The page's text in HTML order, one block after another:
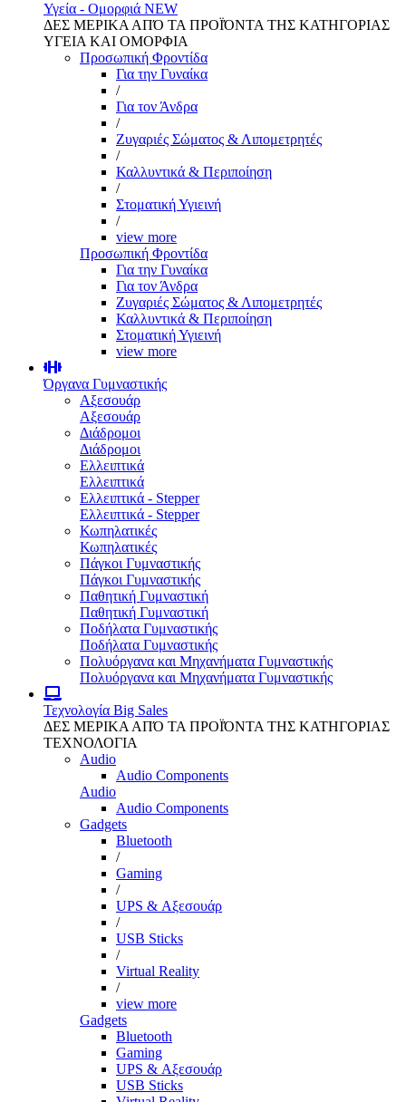
Υγεία - Ομορφιά NEW
ΔΕΣ ΜΕΡΙΚΑ ΑΠΌ ΤΑ ΠΡΟΪΌΝΤΑ ΤΗΣ ΚΑΤΗΓΟΡΙΑΣ
ΥΓΕΙΑ ΚΑΙ ΟΜΟΡΦΙΑ
Προσωπική Φροντίδα
Για την Γυναίκα
/
Για τον Άνδρα
/
Ζυγαριές Σώματος & Λιπομετρητές
/
Καλλυντικά & Περιποίηση
/
Στοματική Υγιεινή
/
view more
Προσωπική Φροντίδα
Για την Γυναίκα
Για τον Άνδρα
Ζυγαριές Σώματος & Λιπομετρητές
Καλλυντικά & Περιποίηση
Στοματική Υγιεινή
view more
Όργανα Γυμναστικής
Αξεσουάρ
Αξεσουάρ
Διάδρομοι
Διάδρομοι
Ελλειπτικά
Ελλειπτικά
Ελλειπτικά - Stepper
Ελλειπτικά - Stepper
Κωπηλατικές
Κωπηλατικές
Πάγκοι Γυμναστικής
Πάγκοι Γυμναστικής
Παθητική Γυμναστική
Παθητική Γυμναστική
Ποδήλατα Γυμναστικής
Ποδήλατα Γυμναστικής
Πολυόργανα και Μηχανήματα Γυμναστικής
Πολυόργανα και Μηχανήματα Γυμναστικής
Τεχνολογία Big Sales
ΔΕΣ ΜΕΡΙΚΑ ΑΠΌ ΤΑ ΠΡΟΪΌΝΤΑ ΤΗΣ ΚΑΤΗΓΟΡΙΑΣ
ΤΕΧΝΟΛΟΓΙΑ
Audio
Audio Components
Audio
Audio Components
Gadgets
Bluetooth
/
Gaming
/
UPS & Αξεσουάρ
/
USB Sticks
/
Virtual Reality
/
view more
Gadgets
Bluetooth
Gaming
UPS & Αξεσουάρ
USB Sticks